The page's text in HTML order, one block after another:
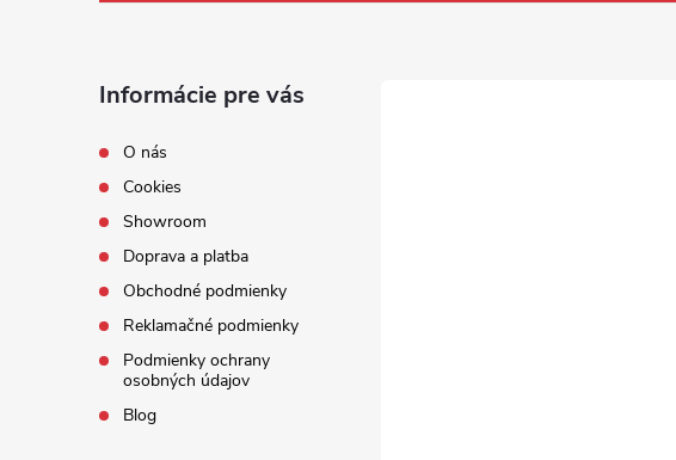
Informácie pre vás
O nás
Cookies
Showroom
Doprava a platba
Obchodné podmienky
Reklamačné podmienky
Podmienky ochrany
osobných údajov
Blog